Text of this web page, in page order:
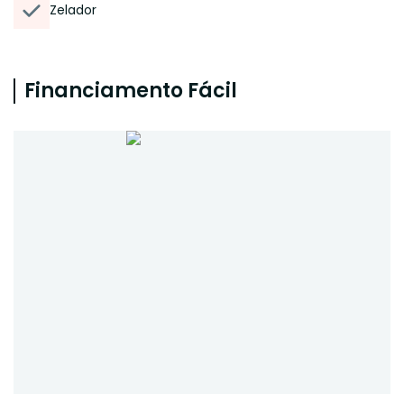
Zelador
Financiamento Fácil